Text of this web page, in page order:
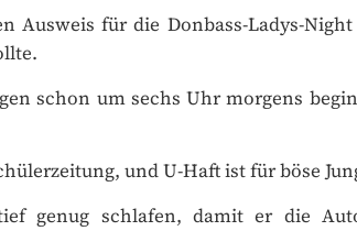
für die Donbass-Ladys-
schon um sechs Uhr morgens
und U-Haft ist für böse Jungs.
schlafen, damit er die